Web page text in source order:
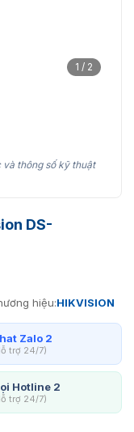
1 / 2
thông số kỹ thuật
DS-
hiệu:HIKVISION
Zalo 2
trợ 24/7)
Hotline 2
trợ 24/7)